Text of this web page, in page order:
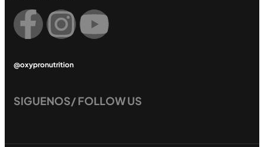
@oxypronutrition
SIGUENOS/ FOLLOW US